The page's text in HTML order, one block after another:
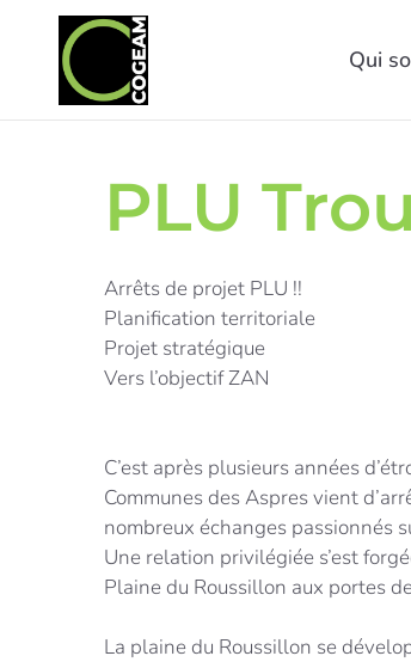
Qui
PLU
Arrêts de projet PLU !!
Planification territoriale
Projet stratégique
Vers l’objectif ZAN
C’est après plusieurs années
Communes des Aspres vient
nombreux échanges passionnés
Une relation privilégiée s’est
Plaine du Roussillon aux portes
La plaine du Roussillon se